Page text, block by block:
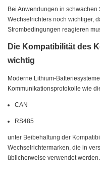
Bei Anwendungen in
Wechselrichters noch wichtiger,
Strombedingungen reagieren
Die Kompatibilität des
wichtig
Moderne Lithium-
Kommunikationsprotokolle wie
CAN
RS485
unter Beibehaltung der
Wechselrichtermarken, die in
üblicherweise verwendet werden.